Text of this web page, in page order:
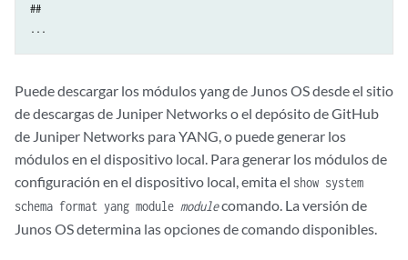
##
...
Puede descargar los módulos yang de Junos OS desde el sitio
de descargas de Juniper Networks o el depósito de GitHub
de Juniper Networks para YANG, o puede generar los
módulos en el dispositivo local. Para generar los módulos de
configuración en el dispositivo local, emita el show system
schema format yang module modulecomando. La versión de
Junos OS determina las opciones de comando disponibles.